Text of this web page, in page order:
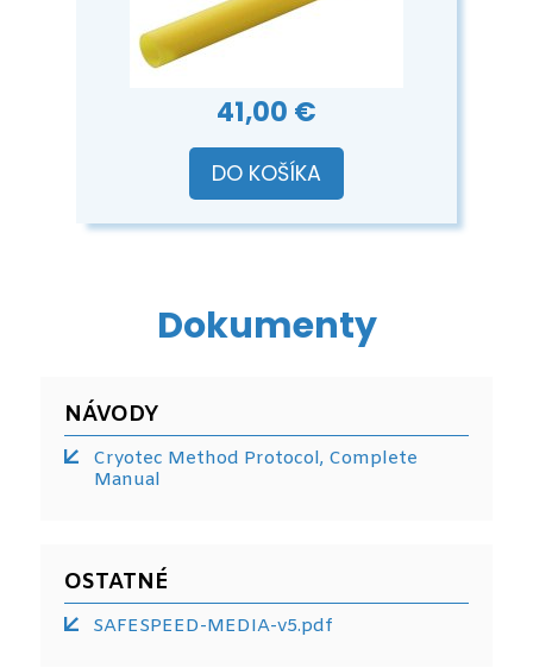
41,00 €
DO KOŠÍKA
Dokumenty
NÁVODY
Cryotec Method Protocol, Complete
Manual
OSTATNÉ
SAFESPEED-MEDIA-v5.pdf